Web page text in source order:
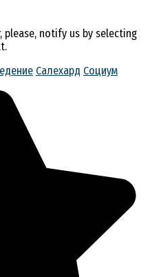
please, notify us by selecting
Салехард Социум